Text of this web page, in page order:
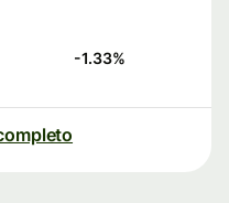
-1.33%